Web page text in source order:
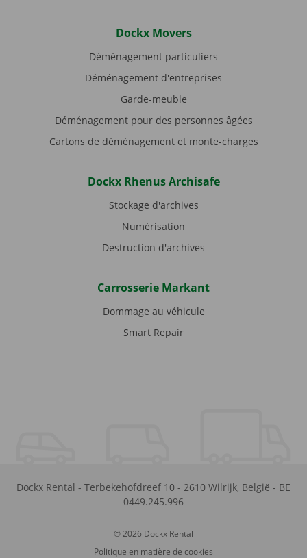
Dockx Movers
Déménagement particuliers
Déménagement d'entreprises
Garde-meuble
Déménagement pour des personnes âgées
Cartons de déménagement et monte-charges
Dockx Rhenus Archisafe
Stockage d'archives
Numérisation
Destruction d'archives
Carrosserie Markant
Dommage au véhicule
Smart Repair
Dockx Rental - Terbekehofdreef 10 - 2610 Wilrijk, België - BE
0449.245.996
© 2026 Dockx Rental
Politique en matière de cookies